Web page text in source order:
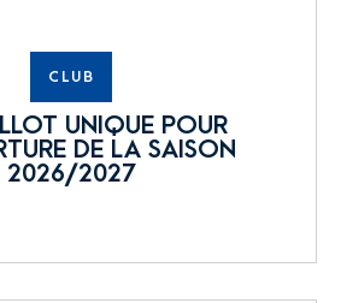
CLUB
UNIQUE POUR
DE LA SAISON
2026/2027